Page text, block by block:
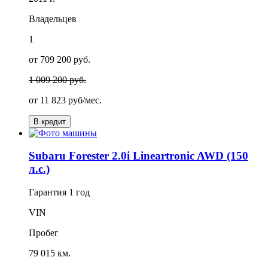
Владельцев
1
от 709 200 руб.
1 009 200 руб.
от 11 823 руб/мес.
В кредит
Subaru Forester 2.0i Lineartronic AWD (150
л.с.)
Гарантия 1 год
VIN
Пробег
79 015 км.